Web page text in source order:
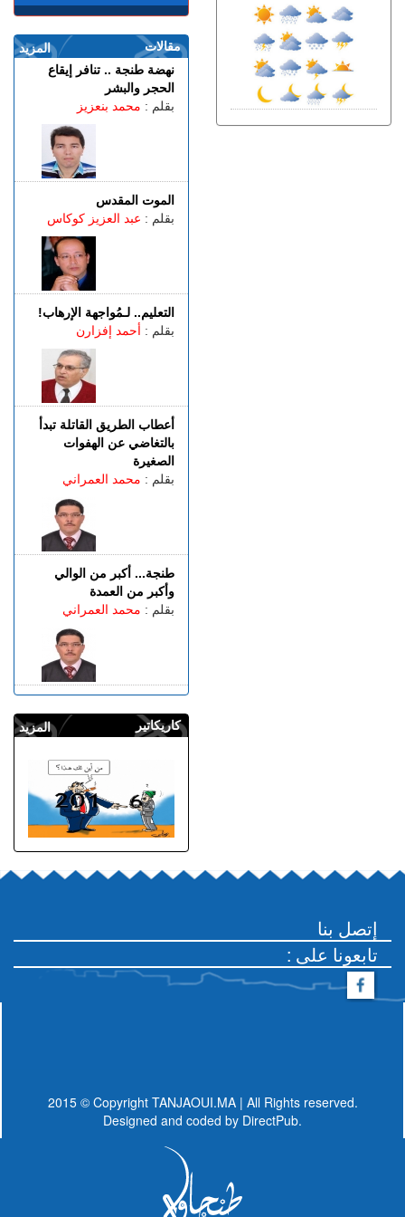
المزيد
مقالات
نهضة طنجة .. تنافر إيقاع
الحجر والبشر
بقلم : محمد بنعزيز
الموت المقدس
بقلم : عبد العزيز كوكاس
التعليم.. لـمُواجهة الإرهاب!
بقلم : أحمد إفزارن
أعطاب الطريق القاتلة تبدأ
بالتغاضي عن الهفوات
الصغيرة
بقلم : محمد العمراني
طنجة... أكبر من الوالي
وأكبر من العمدة
بقلم : محمد العمراني
المزيد كاريكاتير
طنجة المتوسط.. إحباط محاولة
لتهريب 350 كيلوغراما من
مخدر الشيرا
الأربعاء 05 غشت | 11:57
غضــــب.. الجنود الإسبان
يحتجون على الوجبات الغذائية
إتصل بنا
: تابعونا على
2015 © Copyright TANJAOUI.MA | All Rights reserved.
Designed and coded by DirectPub.